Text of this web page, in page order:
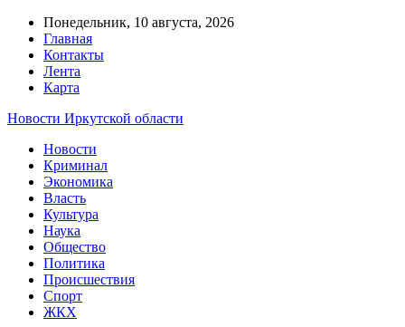
Понедельник, 10 августа, 2026
Главная
Контакты
Лента
Карта
Новости Иркутской области
Новости
Криминал
Экономика
Власть
Культура
Наука
Общество
Политика
Происшествия
Спорт
ЖКХ